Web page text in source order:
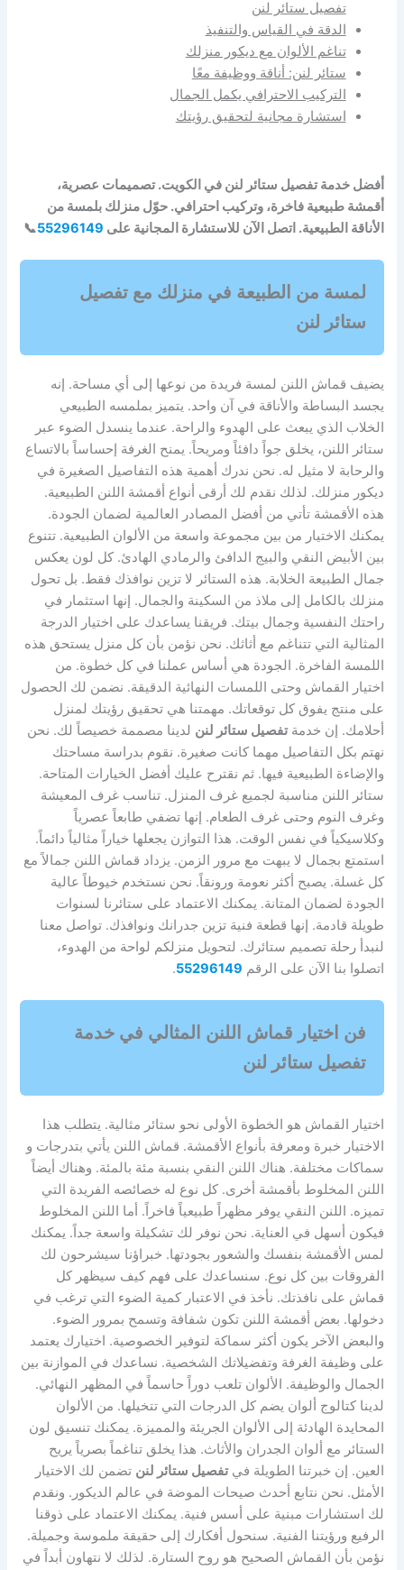
تفصيل ستائر لنن
الدقة في القياس والتنفيذ
تناغم الألوان مع ديكور منزلك
ستائر لنن: أناقة ووظيفة معًا
التركيب الاحترافي يكمل الجمال
استشارة مجانية لتحقيق رؤيتك
أفضل خدمة تفصيل ستائر لنن في الكويت. تصميمات عصرية،
أقمشة طبيعية فاخرة، وتركيب احترافي. حوّل منزلك بلمسة من
الأناقة الطبيعية. اتصل الآن للاستشارة المجانية على 55296149
📞
لمسة من الطبيعة في منزلك مع تفصيل
ستائر لنن
يضيف قماش اللنن لمسة فريدة من نوعها إلى أي مساحة. إنه
يجسد البساطة والأناقة في آن واحد. يتميز بملمسه الطبيعي
الخلاب الذي يبعث على الهدوء والراحة. عندما ينسدل الضوء عبر
ستائر اللنن، يخلق جواً دافئاً ومريحاً. يمنح الغرفة إحساساً بالاتساع
والرحابة لا مثيل له. نحن ندرك أهمية هذه التفاصيل الصغيرة في
ديكور منزلك. لذلك نقدم لك أرقى أنواع أقمشة اللنن الطبيعية.
هذه الأقمشة تأتي من أفضل المصادر العالمية لضمان الجودة.
يمكنك الاختيار من بين مجموعة واسعة من الألوان الطبيعية. تتنوع
بين الأبيض النقي والبيج الدافئ والرمادي الهادئ. كل لون يعكس
جمال الطبيعة الخلابة. هذه الستائر لا تزين نوافذك فقط. بل تحول
منزلك بالكامل إلى ملاذ من السكينة والجمال. إنها استثمار في
راحتك النفسية وجمال بيتك. فريقنا يساعدك على اختيار الدرجة
المثالية التي تتناغم مع أثاثك. نحن نؤمن بأن كل منزل يستحق هذه
اللمسة الفاخرة. الجودة هي أساس عملنا في كل خطوة. من
اختيار القماش وحتى اللمسات النهائية الدقيقة. نضمن لك الحصول
على منتج يفوق كل توقعاتك. مهمتنا هي تحقيق رؤيتك لمنزل
أحلامك. إن خدمةتفصيل ستائر لنن لدينا مصممة خصيصاً لك. نحن
نهتم بكل التفاصيل مهما كانت صغيرة. نقوم بدراسة مساحتك
والإضاءة الطبيعية فيها. ثم نقترح عليك أفضل الخيارات المتاحة.
ستائر اللنن مناسبة لجميع غرف المنزل. تناسب غرف المعيشة
وغرف النوم وحتى غرف الطعام. إنها تضفي طابعاً عصرياً
وكلاسيكياً في نفس الوقت. هذا التوازن يجعلها خياراً مثالياً دائماً.
استمتع بجمال لا يبهت مع مرور الزمن. يزداد قماش اللنن جمالاً مع
كل غسلة. يصبح أكثر نعومة ورونقاً. نحن نستخدم خيوطاً عالية
الجودة لضمان المتانة. يمكنك الاعتماد على ستائرنا لسنوات
طويلة قادمة. إنها قطعة فنية تزين جدرانك ونوافذك. تواصل معنا
لنبدأ رحلة تصميم ستائرك. لتحويل منزلكم لواحة من الهدوء،
اتصلوا بنا الآن على الرقم 55296149
.
فن اختيار قماش اللنن المثالي في خدمة
تفصيل ستائر لنن
اختيار القماش هو الخطوة الأولى نحو ستائر مثالية. يتطلب هذا
الاختيار خبرة ومعرفة بأنواع الأقمشة. قماش اللنن يأتي بتدرجات و
سماكات مختلفة. هناك اللنن النقي بنسبة مئة بالمئة. وهناك أيضاً
اللنن المخلوط بأقمشة أخرى. كل نوع له خصائصه الفريدة التي
تميزه. اللنن النقي يوفر مظهراً طبيعياً فاخراً. أما اللنن المخلوط
فيكون أسهل في العناية. نحن نوفر لك تشكيلة واسعة جداً. يمكنك
لمس الأقمشة بنفسك والشعور بجودتها. خبراؤنا سيشرحون لك
الفروقات بين كل نوع. سنساعدك على فهم كيف سيظهر كل
قماش على نافذتك. نأخذ في الاعتبار كمية الضوء التي ترغب في
دخولها. بعض أقمشة اللنن تكون شفافة وتسمح بمرور الضوء.
والبعض الآخر يكون أكثر سماكة لتوفير الخصوصية. اختيارك يعتمد
على وظيفة الغرفة وتفضيلاتك الشخصية. نساعدك في الموازنة بين
الجمال والوظيفة. الألوان تلعب دوراً حاسماً في المظهر النهائي.
لدينا كتالوج ألوان يضم كل الدرجات التي تتخيلها. من الألوان
المحايدة الهادئة إلى الألوان الجريئة والمميزة. يمكنك تنسيق لون
الستائر مع ألوان الجدران والأثاث. هذا يخلق تناغماً بصرياً يريح
العين. إن خبرتنا الطويلة فيتفصيل ستائر لنن تضمن لك الاختيار
الأمثل. نحن نتابع أحدث صيحات الموضة في عالم الديكور. ونقدم
لك استشارات مبنية على أسس فنية. يمكنك الاعتماد على ذوقنا
الرفيع ورؤيتنا الفنية. سنحول أفكارك إلى حقيقة ملموسة وجميلة.
نؤمن بأن القماش الصحيح هو روح الستارة. لذلك لا نتهاون أبداً في